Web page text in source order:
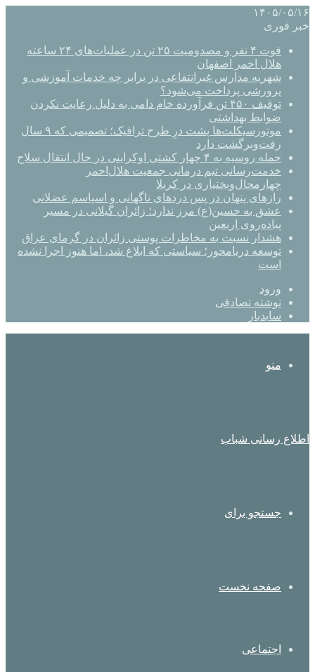
۱۴۰۵/۰۵/۱۶
خبر فوری
فوت ۴ نفر و مصدومیت ۲۵ تن در عملیات‌های ۲۴ ساعته
هلال احمر اصفهان
شهریه مدارس غیرانتفاعی در برابر چه خدمات آموزشی و
پرورشی پرداخت می‌شود؟
توقیف ۴۵۰ تن فرآورده خام دامی به دلیل رعایت نکردن
ضوابط بهداشتی
موتورسیکلت‌ها پشت درِ طرح ترافیک؛ تصمیمی که ۹ سال
رفت‌وبرگشت دارد
حمله روسیه به ۴ چهار کشتی اوکراینی در حال انتقال سلاح
خدمت‌رسانی تیم درمانی جمعیت هلال‌احمر
چهارمحال‌وبختیاری در کربلا
رازهای پنهان در پس دردهای ناگهانی و اسپاسم عضلانی
عشق به حسین(ع) مرز ندارد؛ زائران گیلانی در مسیر
پیاده‌روی اربعین
هشدار نسبت به مخاطرات پوستی زائران در گرمای عراق
توسعه دریامحور؛ سیاستی که ابلاغ شد، اما هنوز اجرا نشده
است
ورود
نوشته تصادفی
سایدبار
منو
اطلاع رسانی شباب
جستجو برای
صفحه نخست
اجتماعی